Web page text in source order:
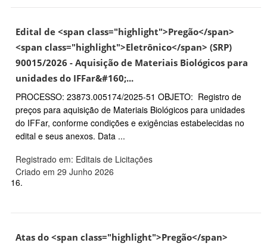
Edital de <span class="highlight">Pregão</span>
<span class="highlight">Eletrônico</span> (SRP)
90015/2026 - Aquisição de Materiais Biológicos para
unidades do IFFar&#160;...
PROCESSO: 23873.005174/2025-51 OBJETO: Registro de
preços para aquisição de Materiais Biológicos para unidades
do IFFar, conforme condições e exigências estabelecidas no
edital e seus anexos. Data ...
Registrado em: Editais de Licitações
Criado em 29 Junho 2026
16.
Atas do <span class="highlight">Pregão</span>